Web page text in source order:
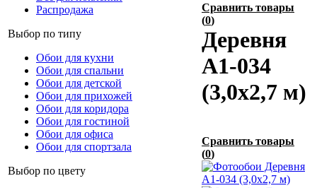
Распродажа
Выбор по типу
Обои для кухни
Обои для спальни
Обои для детской
Обои для прихожей
Обои для коридора
Обои для гостиной
Обои для офиса
Обои для спортзала
Выбор по цвету
Сравнить товары
(0)
Деревня
А1-034
(3,0х2,7 м)
Сравнить товары
(0)